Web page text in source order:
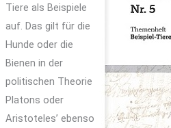
Tiere als Beispiele
auf. Das gilt für die
Hunde oder die
Bienen in der
politischen Theorie
Platons oder
Aristoteles’ ebenso